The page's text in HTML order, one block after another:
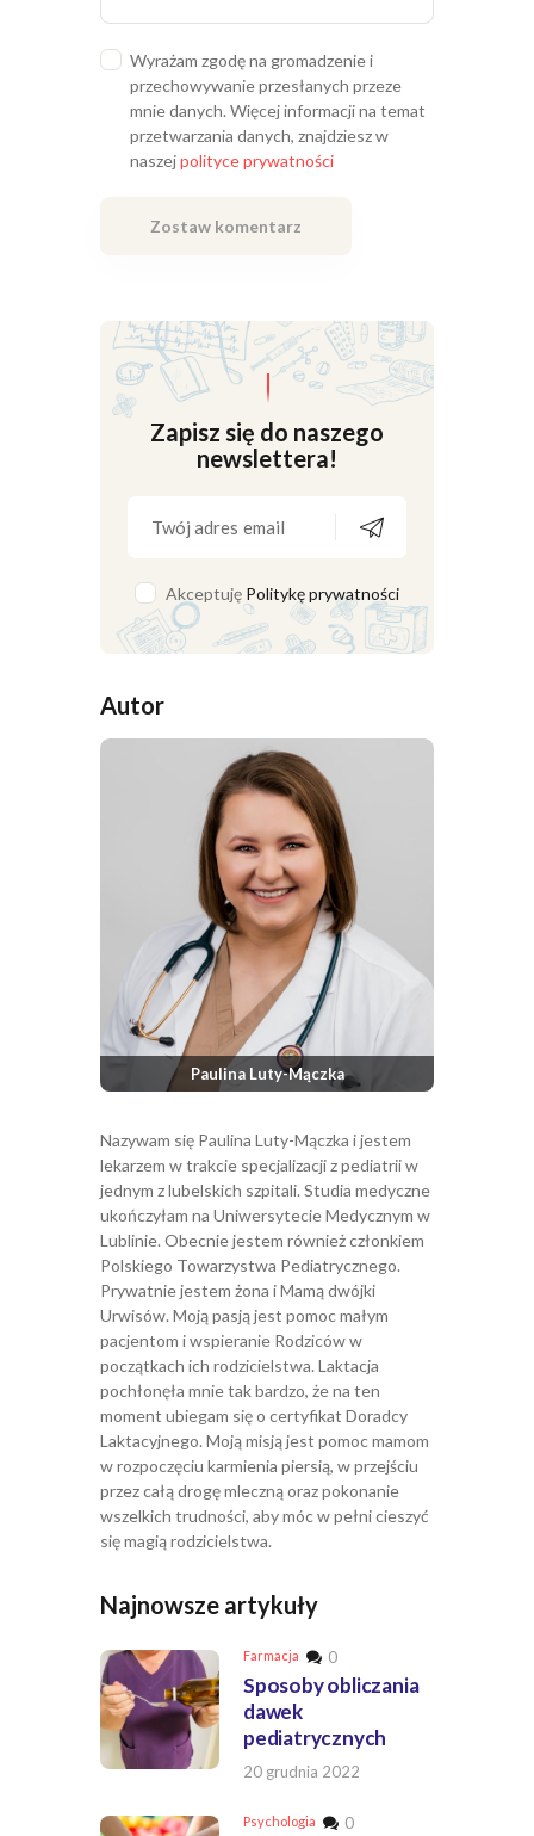
Wyrażam zgodę na gromadzenie i
przechowywanie przesłanych przeze
mnie danych. Więcej informacji na temat
przetwarzania danych, znajdziesz w
naszejpolityce prywatności
Zapisz się do naszego
newslettera!
Akceptuję Politykę prywatności
Autor
Paulina Luty-Mączka
Nazywam się Paulina Luty-Mączka i jestem
lekarzem w trakcie specjalizacji z pediatrii w
jednym z lubelskich szpitali. Studia medyczne
ukończyłam na Uniwersytecie Medycznym w
Lublinie. Obecnie jestem również członkiem
Polskiego Towarzystwa Pediatrycznego.
Prywatnie jestem żona i Mamą dwójki
Urwisów. Moją pasją jest pomoc małym
pacjentom i wspieranie Rodziców w
początkach ich rodzicielstwa. Laktacja
pochłonęła mnie tak bardzo, że na ten
moment ubiegam się o certyfikat Doradcy
Laktacyjnego. Moją misją jest pomoc mamom
w rozpoczęciu karmienia piersią, w przejściu
przez całą drogę mleczną oraz pokonanie
wszelkich trudności, aby móc w pełni cieszyć
się magią rodzicielstwa.
Najnowsze artykuły
Farmacja 0
Sposoby obliczania
dawek
pediatrycznych
20 grudnia 2022
Psychologia 0